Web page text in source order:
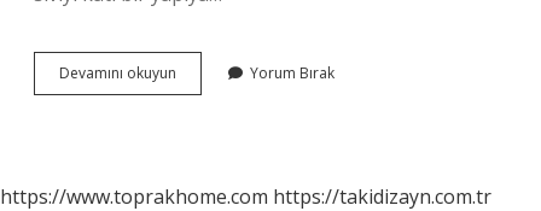
Devamını okuyun Ağartma
Nedir
Yorum Bırak
https://www.toprakhome.com https://takidizayn.com.tr